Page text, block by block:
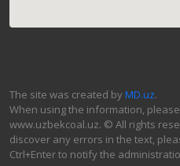
The site was created byMD.uz.
When using the information,
www.uzbekcoal.uz. © All rights
discover any errors in the text,
Ctrl+Enter to notify the